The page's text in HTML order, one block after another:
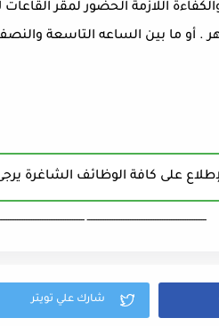
اللازمة الحضور لمقر القاعات
. أو ما بين الساعه التاسعة
على كافة الوظائف الشاغرة
ـــــــــــــــــــــــــــــــــــــــــــــــــــــــــــــــــــ